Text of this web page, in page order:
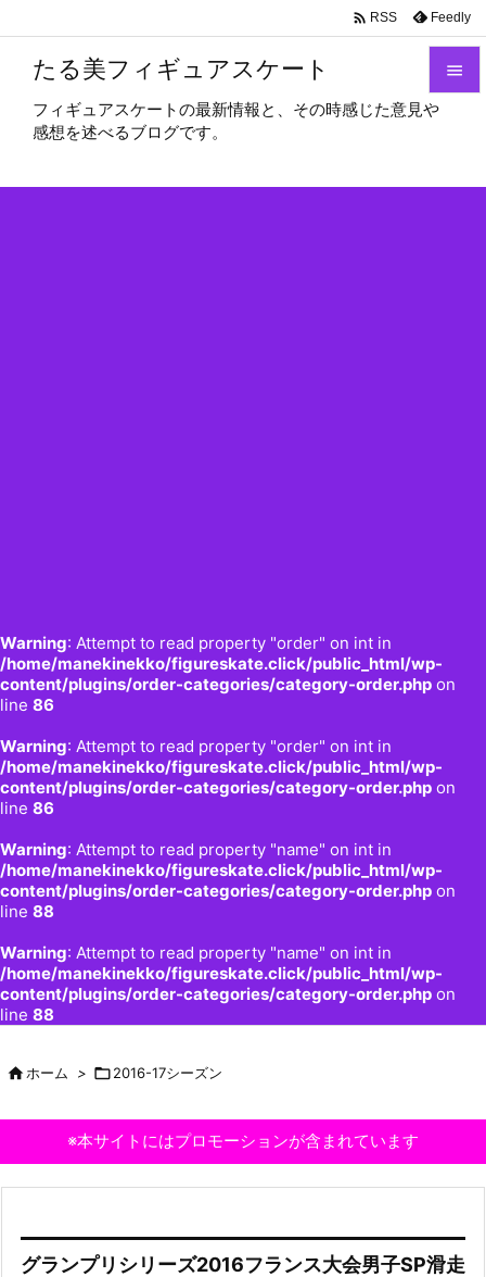
たる美フィギュアスケート
フィギュアスケートの最新情報と、その時感じた意見や
感想を述べるブログです。
Warning: Attempt to read property "order" on int in
/home/manekinekko/figureskate.click/public_html/wp-
content/plugins/order-categories/category-order.php on
line 86
Warning: Attempt to read property "order" on int in
/home/manekinekko/figureskate.click/public_html/wp-
content/plugins/order-categories/category-order.php on
line 86
Warning: Attempt to read property "name" on int in
/home/manekinekko/figureskate.click/public_html/wp-
content/plugins/order-categories/category-order.php on
line 88
Warning: Attempt to read property "name" on int in
/home/manekinekko/figureskate.click/public_html/wp-
content/plugins/order-categories/category-order.php on
line 88

 RSS Feedly
ホーム > 2016-17シーズン
※本サイトにはプロモーションが含まれています
グランプリシリーズ2016フランス大会男子SP滑走